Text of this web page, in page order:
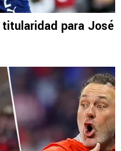
para José